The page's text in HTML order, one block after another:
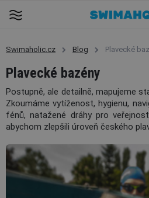
Swimaholic.cz Blog Plavecké
Plavecké bazény
Postupně, ale detailně, mapujeme
Zkoumáme vytíženost, hygienu,
fénů, natažené dráhy pro
abychom zlepšili úroveň českého